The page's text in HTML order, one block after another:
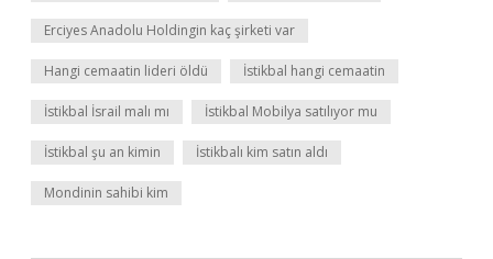
Erciyes Anadolu Holdingin kaç şirketi var
Hangi cemaatin lideri öldü İstikbal hangi cemaatin
İstikbal İsrail malı mı İstikbal Mobilya satılıyor mu
İstikbal şu an kimin İstikbalı kim satın aldı
Mondinin sahibi kim